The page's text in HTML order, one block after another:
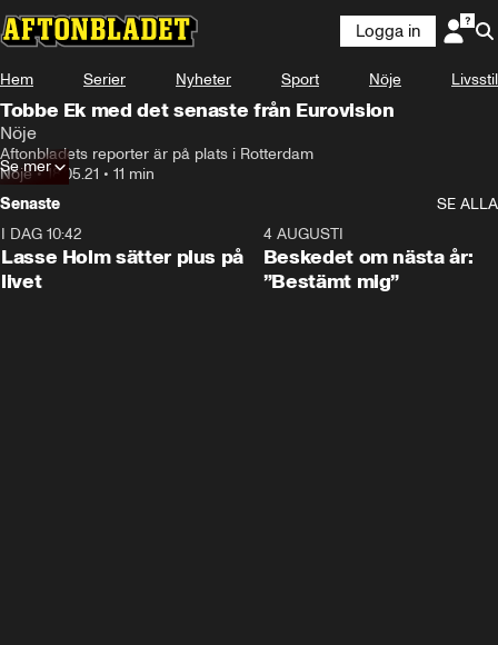
Logga in
Hem Serier Nyheter Sport Nöje Livsstil
Tobbe Ek med det senaste från Eurovision
Nöje
Aftonbladets reporter är på plats i Rotterdam
Nöje•18.05.21 • 11 min
Se mer
Senaste
SE ALLA
I DAG 10:42
Lasse Holm sätter plus på
livet
4 AUGUSTI
Beskedet om nästa år:
”Bestämt mig”